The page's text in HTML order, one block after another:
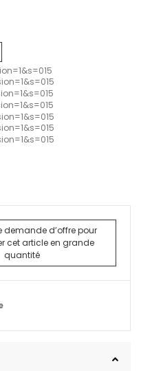
demande d’offre pour
cet article en grande
quantité